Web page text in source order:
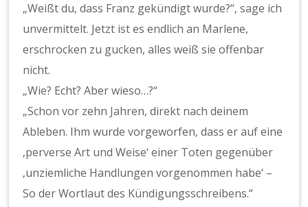
„Weißt du, dass Franz gekündigt wurde?“, sage ich
unvermittelt. Jetzt ist es endlich an Marlene,
erschrocken zu gucken, alles weiß sie offenbar
nicht.
„Wie? Echt? Aber wieso…?“
„Schon vor zehn Jahren, direkt nach deinem
Ableben. Ihm wurde vorgeworfen, dass er auf eine
‚perverse Art und Weise‘ einer Toten gegenüber
‚unziemliche Handlungen vorgenommen habe‘ –
So der Wortlaut des Kündigungsschreibens.“